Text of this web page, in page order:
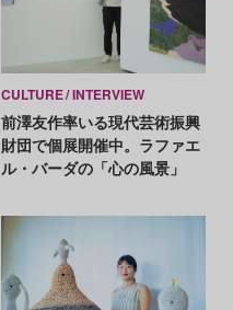
CULTURE INTERVIEW
前澤友作率いる現代芸術振興
財団で個展開催中。ラファエ
ル・バーダの「心の風景」